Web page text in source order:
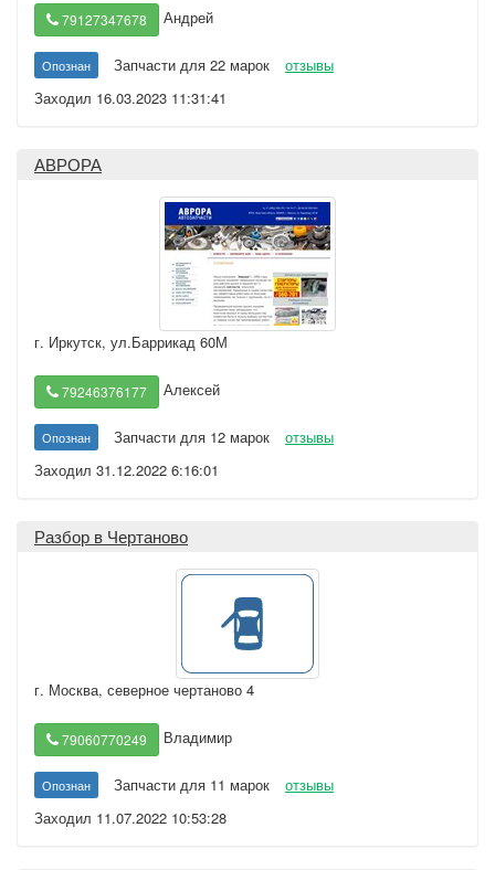
79127347678 Андрей
Опознан Запчасти для 22 марок
отзывы
Заходил 16.03.2023 11:31:41
АВРОРА
г. Иркутск, ул.Баррикад 60М
79246376177 Алексей
Опознан Запчасти для 12 марок
отзывы
Заходил 31.12.2022 6:16:01
Разбор в Чертаново
г. Москва, северное чертаново 4
79060770249 Владимир
Опознан Запчасти для 11 марок
отзывы
Заходил 11.07.2022 10:53:28